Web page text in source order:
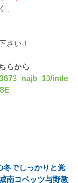
、
さい！
らから
inde
冬でしっかりと覚
南コベッツ与野教